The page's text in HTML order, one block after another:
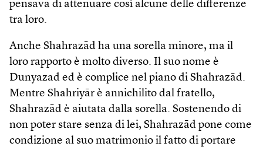
pensava di attenuare così alcune delle differenze
tra loro.
Anche Shahrazād ha una sorella minore, ma il
loro rapporto è molto diverso. Il suo nome è
Dunyazad ed è complice nel piano di Shahrazād.
Mentre Shahriyār è annichilito dal fratello,
Shahrazād è aiutata dalla sorella. Sostenendo di
non poter stare senza di lei, Shahrazād pone come
condizione al suo matrimonio il fatto di portare